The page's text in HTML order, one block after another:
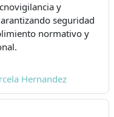
y
seguridad
normativo y
Hernandez